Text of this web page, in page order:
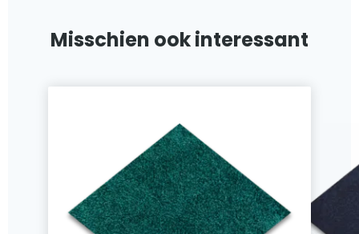
Misschien ook interessant